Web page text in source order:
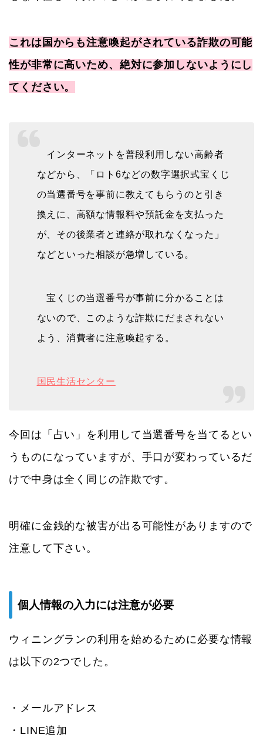
これは国からも注意喚起がされている詐欺の可能
性が非常に高いため、絶対に参加しないようにし
てください。
インターネットを普段利用しない高齢者
などから、「ロト6などの数字選択式宝くじ
の当選番号を事前に教えてもらうのと引き
換えに、高額な情報料や預託金を支払った
が、その後業者と連絡が取れなくなった」
などといった相談が急増している。
宝くじの当選番号が事前に分かることは
ないので、このような詐欺にだまされない
よう、消費者に注意喚起する。
国民生活センター
今回は「占い」を利用して当選番号を当てるとい
うものになっていますが、手口が変わっているだ
けで中身は全く同じの詐欺です。
明確に金銭的な被害が出る可能性がありますので
注意して下さい。
個人情報の入力には注意が必要
ウィニングランの利用を始めるために必要な情報
は以下の2つでした。
・メールアドレス
・LINE追加